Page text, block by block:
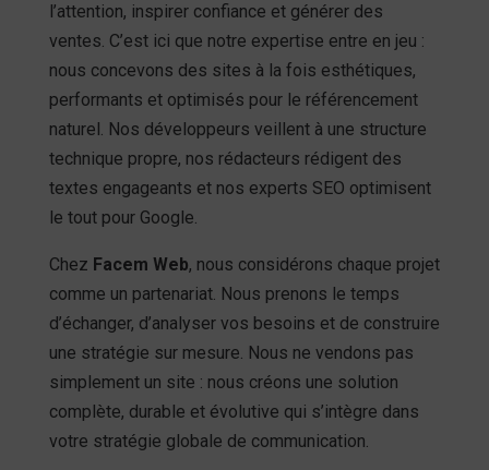
l’attention, inspirer confiance et générer des
ventes. C’est ici que notre expertise entre en jeu :
nous concevons des sites à la fois esthétiques,
performants et optimisés pour le référencement
naturel. Nos développeurs veillent à une structure
technique propre, nos rédacteurs rédigent des
textes engageants et nos experts SEO optimisent
le tout pour Google.
Chez Facem Web, nous considérons chaque projet
comme un partenariat. Nous prenons le temps
d’échanger, d’analyser vos besoins et de construire
une stratégie sur mesure. Nous ne vendons pas
simplement un site : nous créons une solution
complète, durable et évolutive qui s’intègre dans
votre stratégie globale de communication.